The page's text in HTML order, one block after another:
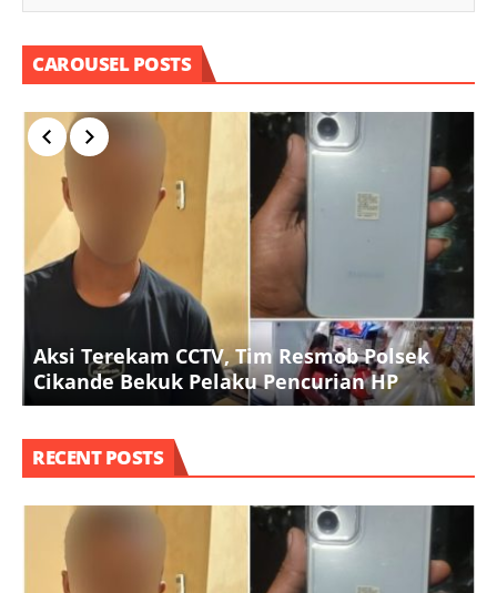
CAROUSEL POSTS
Aksi Terekam CCTV, Tim Resmob Polsek
Cikande Bekuk Pelaku Pencurian HP
RECENT POSTS